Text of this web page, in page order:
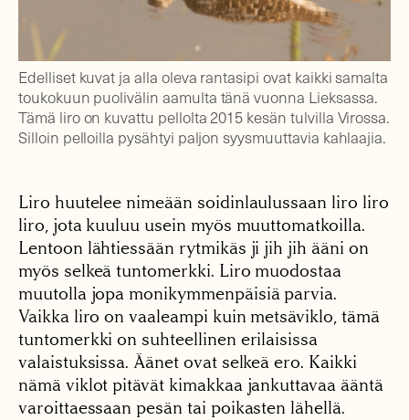
Edelliset kuvat ja alla oleva rantasipi ovat kaikki samalta
toukokuun puolivälin aamulta tänä vuonna Lieksassa.
Tämä liro on kuvattu pellolta 2015 kesän tulvilla Virossa.
Silloin pelloilla pysähtyi paljon syysmuuttavia kahlaajia.
Liro huutelee nimeään soidinlaulussaan liro liro
liro, jota kuuluu usein myös muuttomatkoilla.
Lentoon lähtiessään rytmikäs ji jih jih ääni on
myös selkeä tuntomerkki. Liro muodostaa
muutolla jopa monikymmenpäisiä parvia.
Vaikka liro on vaaleampi kuin metsäviklo, tämä
tuntomerkki on suhteellinen erilaisissa
valaistuksissa. Äänet ovat selkeä ero. Kaikki
nämä viklot pitävät kimakkaa jankuttavaa ääntä
varoittaessaan pesän tai poikasten lähellä.